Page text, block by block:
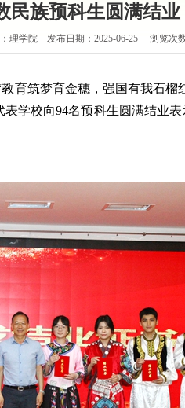
民族预科生圆满结业
理学院 发布日期：2025-06-25 浏览次数
育筑梦育金穗，强国有我石榴
学校向94名预科生圆满结业